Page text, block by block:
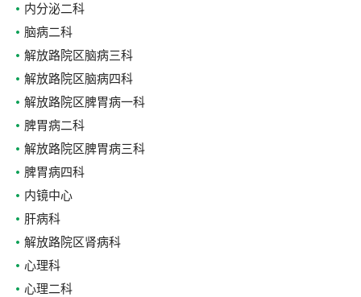
内分泌二科
脑病二科
解放路院区脑病三科
解放路院区脑病四科
解放路院区脾胃病一科
脾胃病二科
解放路院区脾胃病三科
脾胃病四科
内镜中心
肝病科
解放路院区肾病科
心理科
心理二科